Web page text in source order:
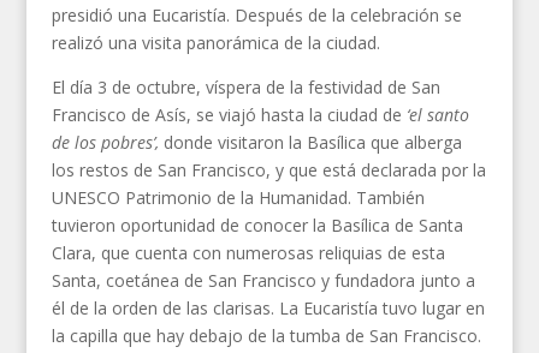
presidió una Eucaristía. Después de la celebración se
realizó una visita panorámica de la ciudad.
El día 3 de octubre, víspera de la festividad de San
Francisco de Asís, se viajó hasta la ciudad de ‘el santo
de los pobres’, donde visitaron la Basílica que alberga
los restos de San Francisco, y que está declarada por la
UNESCO Patrimonio de la Humanidad. También
tuvieron oportunidad de conocer la Basílica de Santa
Clara, que cuenta con numerosas reliquias de esta
Santa, coetánea de San Francisco y fundadora junto a
él de la orden de las clarisas. La Eucaristía tuvo lugar en
la capilla que hay debajo de la tumba de San Francisco.